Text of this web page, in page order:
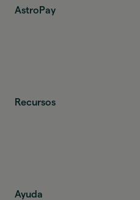
AstroPay
Recursos
Ayuda